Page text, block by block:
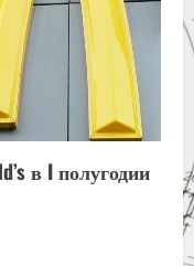
в I полугодии